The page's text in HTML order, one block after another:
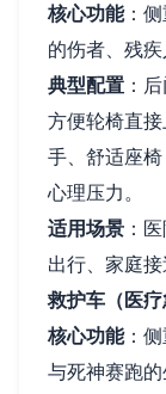
核心功能：
的伤者、残疾
典型配置 ：
方便轮椅直
手、舒适座
心理压力。
适用场景 ：
出行、家庭接
救护车（医疗
核心功能：
与死神赛跑的